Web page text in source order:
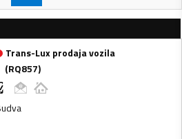
Trans-Lux prodaja vozila
(RQ857)